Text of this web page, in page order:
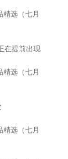
选（七月
在提前出现
选（七月
选（七月